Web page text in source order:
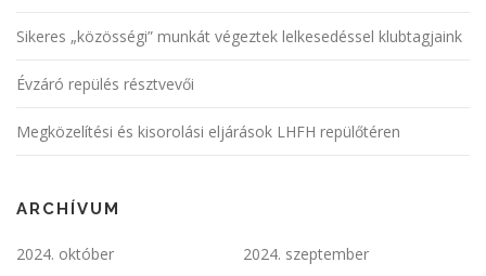
Sikeres „közösségi” munkát végeztek lelkesedéssel klubtagjaink
Évzáró repülés résztvevői
Megközelítési és kisorolási eljárások LHFH repülőtéren
ARCHÍVUM
2024. október
2024. szeptember